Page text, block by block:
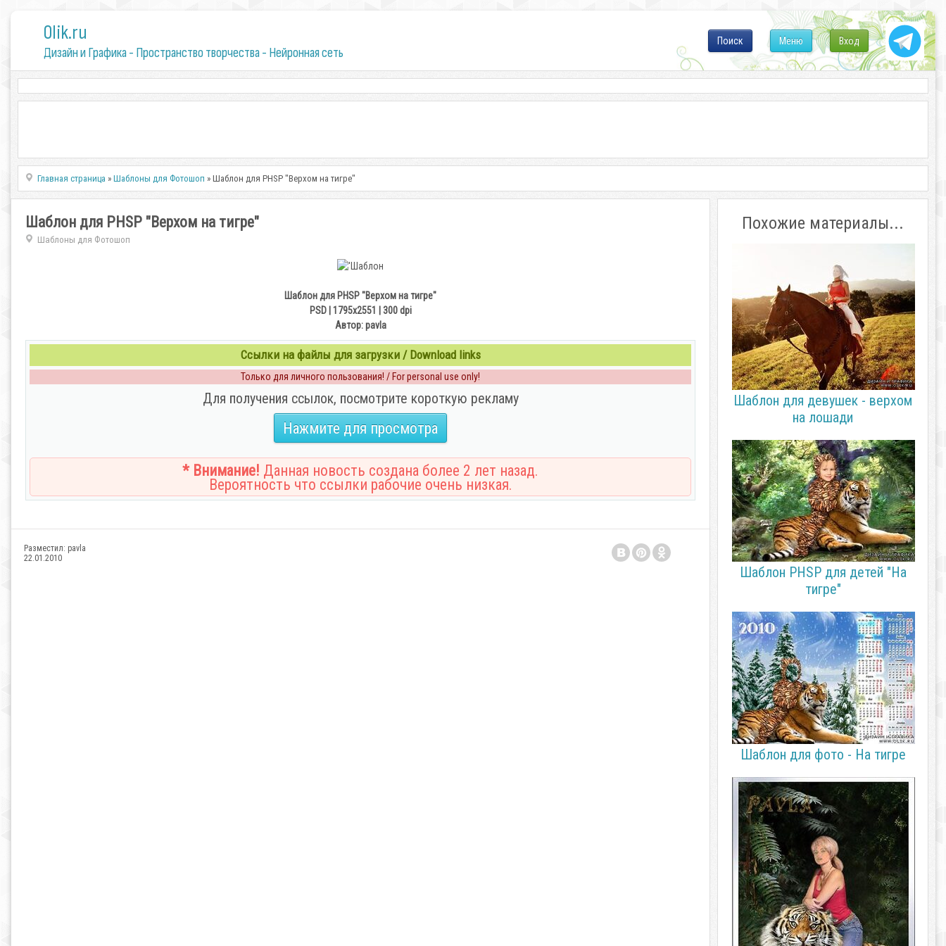
0lik.ru
Дизайн и Графика - Пространство творчества - Нейронная сеть
Вход
Меню
Поиск
Главная страница »Шаблоны для Фотошоп » Шаблон для PHSP "Верхом на тигре"
Шаблон для PHSP "Верхом на тигре"
Шаблоны для Фотошоп
Шаблон для PHSP "Верхом на тигре"
PSD | 1795x2551 | 300 dpi
Автор: pavla
Ссылки на файлы для загрузки / Download links
Только для личного пользования! / For personal use only!
Для получения ссылок, посмотрите короткую рекламу
Нажмите для просмотра
* Внимание! Данная новость создана более 2 лет назад.
Вероятность что ссылки рабочие очень низкая.
Разместил: pavla
22.01.2010
Похожие материалы...
Шаблон для девушек - верхом
на лошади
Шаблон PHSP для детей "На
тигре"
Шаблон для фото - На тигре